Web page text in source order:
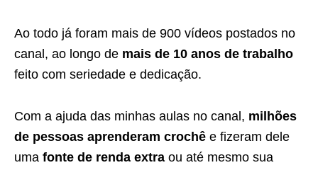
Ao todo já foram mais de 900 vídeos postados no
canal, ao longo de mais de 10 anos de trabalho
feito com seriedade e dedicação.
Com a ajuda das minhas aulas no canal, milhões
de pessoas aprenderam crochê e fizeram dele
uma fonte de renda extra ou até mesmo sua